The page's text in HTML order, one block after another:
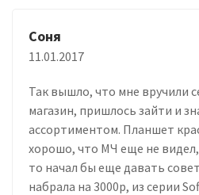
Соня
11.01.2017
Так вышло, что мне вручили
магазин, пришлось зайти и
ассортиментом. Планшет
хорошо, что МЧ еще не
то начал бы еще давать
набрала на 3000р, из серии